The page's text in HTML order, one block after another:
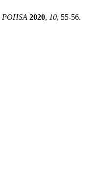
POHSA 2020, 10, 55-56.